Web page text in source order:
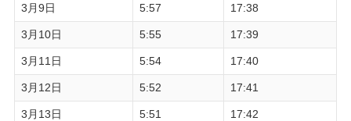
3月9日 5:57 17:38
3月10日 5:55 17:39
3月11日 5:54 17:40
3月12日 5:52 17:41
3月13日 5:51 17:42